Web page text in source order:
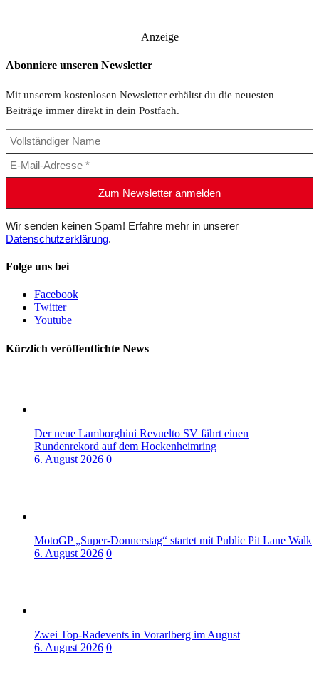
Anzeige
Abonniere unseren Newsletter
Mit unserem kostenlosen Newsletter erhältst du die neuesten
Beiträge immer direkt in dein Postfach.
Wir senden keinen Spam! Erfahre mehr in unserer
Datenschutzerklärung.
Folge uns bei
Facebook
Twitter
Youtube
Kürzlich veröffentlichte News
Der neue Lamborghini Revuelto SV fährt einen
Rundenrekord auf dem Hockenheimring
6. August 2026 0
MotoGP „Super-Donnerstag“ startet mit Public Pit Lane Walk
6. August 2026 0
Zwei Top-Radevents in Vorarlberg im August
6. August 2026 0